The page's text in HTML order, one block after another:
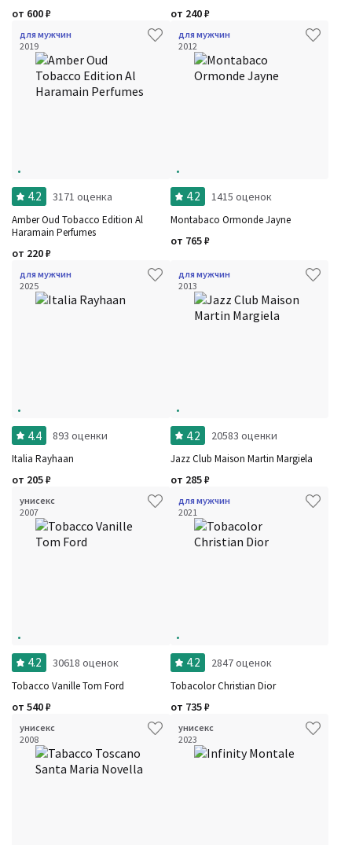
от 600₽ от 240₽
для мужчин
2019
4.2 3171 оценка
Amber Oud Tobacco Edition Al
Haramain Perfumes
от 220₽
для мужчин
2012
4.2 1415 оценок
Montabaco Ormonde Jayne
от 765₽
для мужчин
2025
4.4 893 оценки
Italia Rayhaan
от 205₽
для мужчин
2013
4.2 20583 оценки
Jazz Club Maison Martin Margiela
от 285₽
унисекс
2007
4.2 30618 оценок
Tobacco Vanille Tom Ford
от 540₽
для мужчин
2021
4.2 2847 оценок
Tobacolor Christian Dior
от 735₽
унисекс
2008
унисекс
2023